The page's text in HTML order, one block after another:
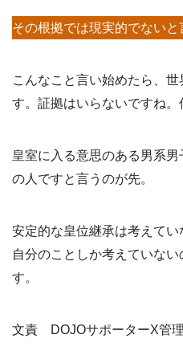
その根拠では現実的でないと
こんなこと言い始めたら、
す。証拠はいらないですね。
皇室に入る意思のある男系
の人ですと言うのが先。
安定的な皇位継承は考えてい
自分のことしか考えていな
す。
文責 DOJOサポーターX管